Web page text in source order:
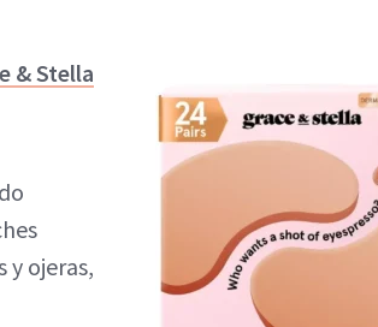
& Stella
y ojeras,